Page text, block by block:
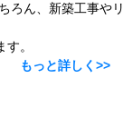
ろん、新築工事やリ
。
もっと詳しく>>